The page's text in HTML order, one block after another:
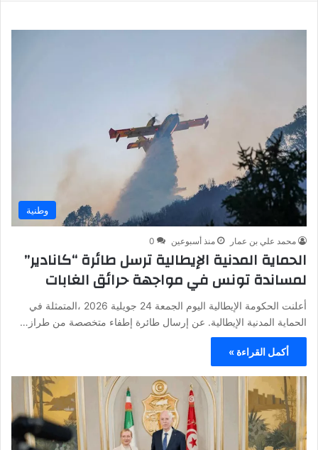
وطنية
محمد علي بن عمار منذ أسبوعين 0
الحماية المدنية الإيطالية ترسل طائرة “كانادير”
لمساندة تونس في مواجهة حرائق الغابات
أعلنت الحكومة الإيطالية اليوم الجمعة 24 جويلية 2026 ،المتمثلة في
الحماية المدنية الإيطالية. عن إرسال طائرة إطفاء متخصصة من طراز…
أكمل القراءة »